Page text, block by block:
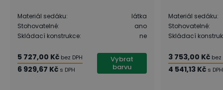
Materiál sedáku:
látka
Stohovatelné:
ano
Skládací konstrukce: ne
5 727,00 Kč bez DPH
6 929,67 Kč s DPH
Vybrat
barvu
Materiál sedáku:
Stohovatelné:
Skládací
3 753,00 Kč bez
4 541,13 Kč s DPH